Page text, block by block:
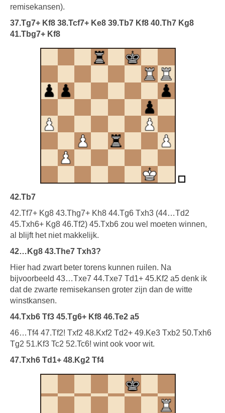
remisekansen).
37.Tg7+ Kf8 38.Tcf7+ Ke8 39.Tb7 Kf8 40.Th7 Kg8
41.Tbg7+ Kf8
42.Tb7
42.Tf7+ Kg8 43.Thg7+ Kh8 44.Tg6 Txh3 (44…Td2
45.Txh6+ Kg8 46.Tf2) 45.Txb6 zou wel moeten winnen,
al blijft het niet makkelijk.
42…Kg8 43.The7 Txh3?
Hier had zwart beter torens kunnen ruilen. Na
bijvoorbeeld 43…Txe7 44.Txe7 Td1+ 45.Kf2 a5 denk ik
dat de zwarte remisekansen groter zijn dan de witte
winstkansen.
44.Txb6 Tf3 45.Tg6+ Kf8 46.Te2 a5
46…Tf4 47.Tf2! Txf2 48.Kxf2 Td2+ 49.Ke3 Txb2 50.Txh6
Tg2 51.Kf3 Tc2 52.Tc6! wint ook voor wit.
47.Txh6 Td1+ 48.Kg2 Tf4